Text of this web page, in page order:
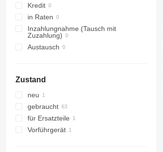
Kredit
in Raten
Inzahlungnahme (Tausch mit
Zuzahlung)
Austausch
Zustand
neu
gebraucht
für Ersatzteile
Vorführgerät